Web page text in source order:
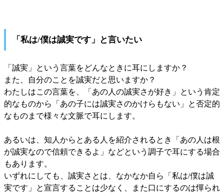
「私は/僕は誠実です」と言いたい
「誠実」という言葉をどんなときに耳にしますか？
また、自分のことを誠実だと思いますか？
わたしはこの言葉を、「あの人の誠実さが好き」という肯定
的なものから「あの子には誠実さのかけらもない」と否定的
なものまで様々な文脈で耳にします。
あるいは、知人からとある人を紹介されるとき「あの人は根
が誠実なので信頼できるよ」などという調子で耳にする場合
もあります。
いずれにしても、誠実さとは、なかなか自ら「私は/僕は誠
実です」と宣言することは少なく、また口にするのは憚られ